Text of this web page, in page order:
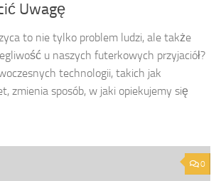
Uwagę
to nie tylko problem ludzi, ale także
u naszych futerkowych przyjaciół?
technologii, takich jak
zmienia sposób, w jaki opiekujemy się
0